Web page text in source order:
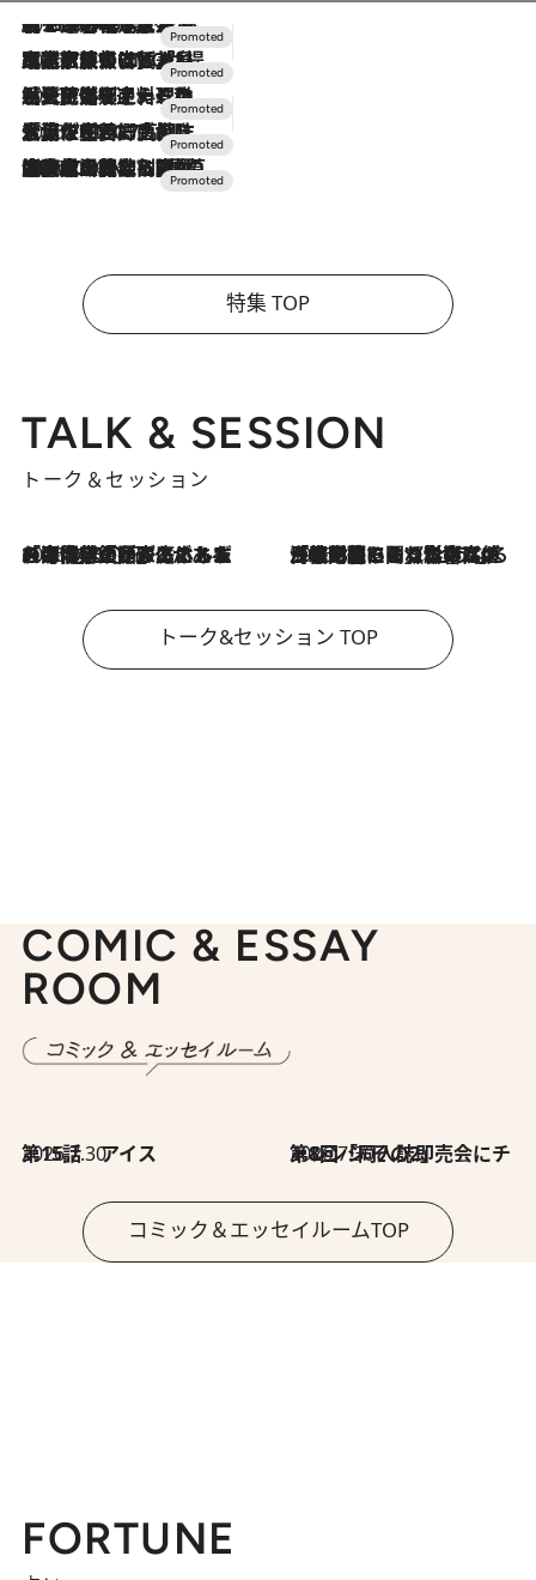
2026.8.7
【トンボの足水浴】ヒノキの香りに包まれて涼感マックス！約13℃の湧水かけ流しを避暑地「星野温泉 トンボの湯」で体験
2026.7.31
【ホテル帰省】という選択肢をOMOが提案。家族とほどよい距離を保つには「昼は実家、夜は気兼ねなくホテルで！」
2026.7.24
【夏限定ディナーコース】旬を迎える稚鮎や花ズッキーニなどをイタリア・トスカーナの郷土料理の手法で満喫！
2026.7.17
「土佐和ハーブかき氷」がOMO7高知に登場！生姜、山椒、大葉など目にも舌にも涼を呼ぶ郷土の味
2026.7.10
NEW OPEN！【界 草津】名湯の地に誕生。趣の異なる2種の温泉と上州ならではの会席・蕎麦割烹など美食を味わう究極の癒やし旅
特集 TOP
TALK & SESSION
トーク＆セッション
2026.8.3
「今後値上げがあるとすれば…」「リスクがあるのは今年の冬」エネルギー専門家が語る、ホルムズ海峡封鎖が家庭にもたらす“ある心配” 2026.8.3
「住宅建てられない…」「サーチャージ料の高値が続いている」ホルムズ海峡封鎖による影響はいつまで続く？《エネルギー専門家に聞く“どうなる日本の暮らし”》
トーク&セッション TOP
COMIC & ESSAY
ROOM
2026.7.30
第15話 アイス 2026.7.30
第8回「同人誌即売会にチャレンジ その2」
コミック＆エッセイルームTOP
FORTUNE